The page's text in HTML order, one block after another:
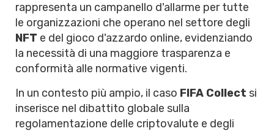
rappresenta un campanello d'allarme per tutte
le organizzazioni che operano nel settore degli
NFT e del gioco d'azzardo online, evidenziando
la necessità di una maggiore trasparenza e
conformità alle normative vigenti.
In un contesto più ampio, il caso FIFA Collect si
inserisce nel dibattito globale sulla
regolamentazione delle criptovalute e degli